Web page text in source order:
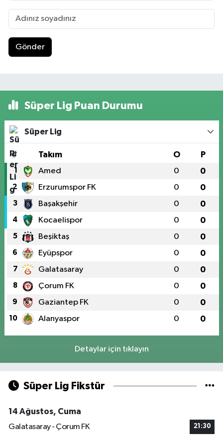
Gönder
Süper Lig Puan Durumu
Süper Lig
# Takım O P
1 Amed 0 0
2 Erzurumspor FK 0 0
3 Başakşehir 0 0
4 Kocaelispor 0 0
5 Beşiktaş 0 0
6 Eyüpspor 0 0
7 Galatasaray 0 0
8 Çorum FK 0 0
9 Gaziantep FK 0 0
10 Alanyaspor 0 0
Detaylar için tıklayın
Süper Lig Fikstür
14 Ağustos, Cuma
Galatasaray - Çorum FK
21:30